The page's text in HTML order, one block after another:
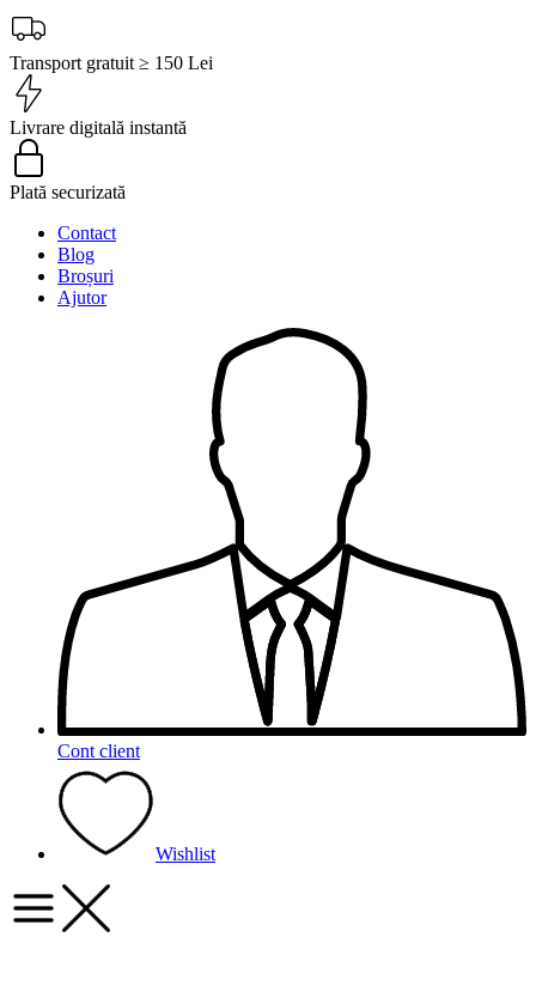
Transport gratuit ≥ 150 Lei
Livrare digitală instantă
Plată securizată
Contact
Blog
Broșuri
Ajutor
Cont client
Wishlist